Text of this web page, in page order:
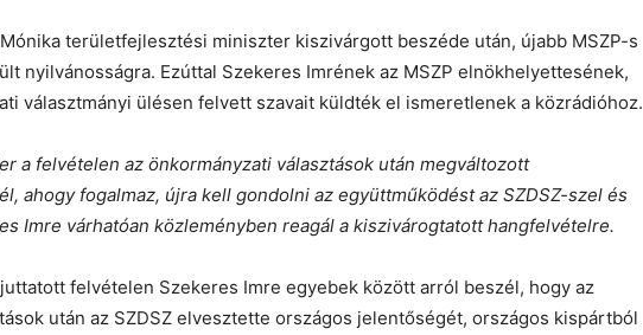
területfejlesztési miniszter kiszivárgott beszéde után, újabb MSZP-s
nyilvánosságra. Ezúttal Szekeres Imrének az MSZP elnökhelyettesének,
választmányi ülésen felvett szavait küldték el ismeretlenek a közrádióhoz.
a felvételen az önkormányzati választások után megváltozott
ahogy fogalmaz, újra kell gondolni az együttműködést az SZDSZ-szel és
Imre várhatóan közleményben reagál a kiszivárogtatott hangfelvételre.
felvételen Szekeres Imre egyebek között arról beszél, hogy az
után az SZDSZ elvesztette országos jelentőségét, országos kispártból